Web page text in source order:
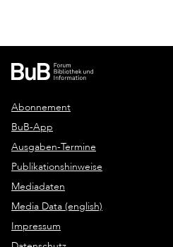
Abonnement
BuB-App
Ausgaben-Termine
Publikationshinweise
Mediadaten
Media Data (english)
Impressum